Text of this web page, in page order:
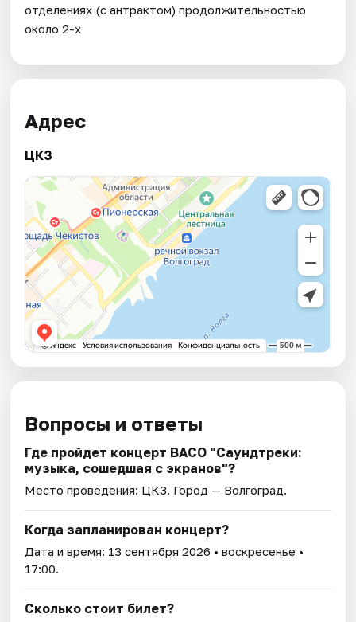
отделениях (с антрактом) продолжительностью
около 2-х
Адрес
ЦКЗ
Вопросы и ответы
Где пройдет концерт ВАСО "Саундтреки:
музыка, сошедшая с экранов"?
Место проведения: ЦКЗ. Город — Волгоград.
Когда запланирован концерт?
Дата и время: 13 сентября 2026 • воскресенье •
17:00.
Сколько стоит билет?